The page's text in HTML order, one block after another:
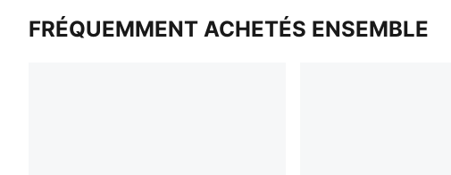
FRÉQUEMMENT ACHETÉS ENSEMBLE